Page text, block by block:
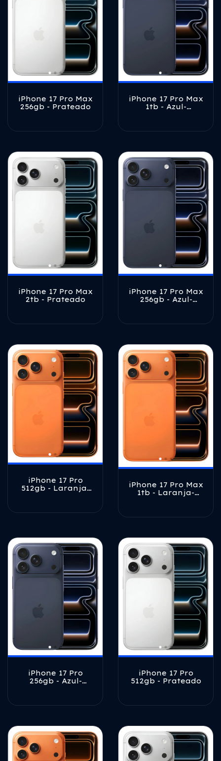
iPhone 17 Pro Max
256gb - Prateado
iPhone 17 Pro Max
1tb - Azul-
iPhone 17 Pro Max
2tb - Prateado
iPhone 17 Pro Max
256gb - Azul-
iPhone 17 Pro
512gb - Laranja-
iPhone 17 Pro Max
1tb - Laranja-
iPhone 17 Pro
256gb - Azul-
iPhone 17 Pro
512gb - Prateado